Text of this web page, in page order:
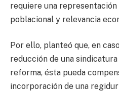
requiere una representación
poblacional y relevancia
Por ello, planteó que, en
reducción de una
reforma, ésta pueda
incorporación de una